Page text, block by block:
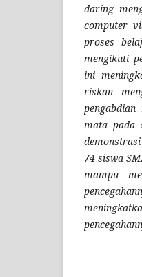
daring
computer
proses
mengikuti
ini
riskan
mata pada
74 siswa
mampu